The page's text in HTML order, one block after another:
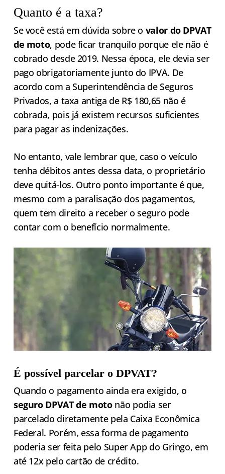
Quanto é a taxa?
Se você está em dúvida sobre o valor do DPVAT
de moto, pode ficar tranquilo porque ele não é
cobrado desde 2019. Nessa época, ele devia ser
pago obrigatoriamente junto do IPVA. De
acordo com a Superintendência de Seguros
Privados, a taxa antiga de R$ 180,65 não é
cobrada, pois já existem recursos suficientes
para pagar as indenizações.
No entanto, vale lembrar que, caso o veículo
tenha débitos antes dessa data, o proprietário
deve quitá-los. Outro ponto importante é que,
mesmo com a paralisação dos pagamentos,
quem tem direito a receber o seguro pode
contar com o benefício normalmente.
É possível parcelar o DPVAT?
Quando o pagamento ainda era exigido, o
seguro DPVAT de motonão podia ser
parcelado diretamente pela Caixa Econômica
Federal. Porém, essa forma de pagamento
poderia ser feita pelo Super App do Gringo, em
até 12x pelo cartão de crédito.